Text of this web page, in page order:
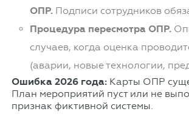
ОПР.Подписи сотрудников
Процедура пересмотра ОПР.
случаев, когда оценка
(аварии, новые технологии,
Ошибка 2026 года:Карты ОПР
План мероприятий пуст или не
признак фиктивной системы.